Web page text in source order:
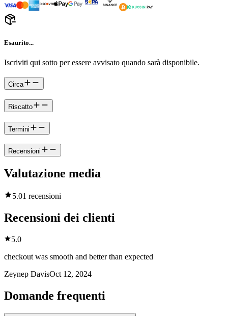
Esaurito...
Iscriviti qui sotto per essere avvisato quando sarà disponibile.
Circa
Riscatto
Termini
Recensioni
Valutazione media
5.01 recensioni
Recensioni dei clienti
5.0
checkout was smooth and better than expected
Zeynep DavisOct 12, 2024
Domande frequenti